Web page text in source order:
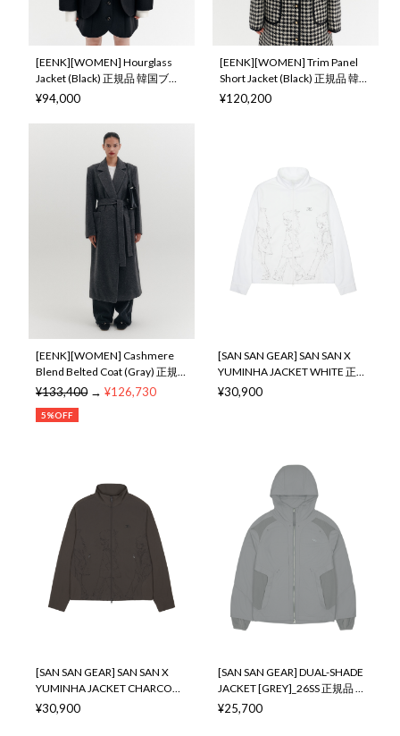
[EENK][WOMEN] Hourglass
Jacket (Black) 正規品 韓国ブラ
ンド 韓国通販 韓国代行 韓国フ
¥94,000
[EENK][WOMEN] Trim Panel
Short Jacket (Black) 正規品 韓国
ブランド 韓国通販 韓国代行 韓
¥120,200
[EENK][WOMEN] Cashmere
Blend Belted Coat (Gray) 正規
品 韓国ブランド 韓国通販 韓国
日本 店舗
¥133,400→¥126,730
5%OFF
[SAN SAN GEAR] SAN SAN X
YUMINHA JACKET WHITE 正規
品 韓国ブランド 韓国通販 韓国
¥30,900
[SAN SAN GEAR] SAN SAN X
YUMINHA JACKET CHARCOAL
正規品 韓国ブランド 韓国通販
¥30,900
[SAN SAN GEAR] DUAL-SHADE
JACKET [GREY]_26SS 正規品 韓
国ブランド 韓国通販 韓国代行
¥25,700